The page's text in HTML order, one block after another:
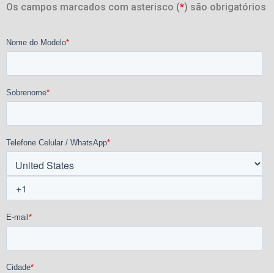
Os campos marcados com asterisco (*) são obrigatórios